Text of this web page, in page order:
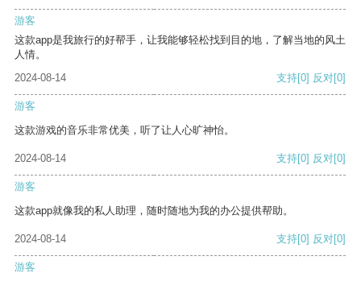
游客
这款app是我旅行的好帮手，让我能够轻松找到目的地，了解当地的风土
人情。
2024-08-14
支持[0] 反对[0]
游客
这款游戏的音乐非常优美，听了让人心旷神怡。
2024-08-14 支持[0] 反对[0]
游客
这款app就像我的私人助理，随时随地为我的办公提供帮助。
2024-08-14 支持[0] 反对[0]
游客